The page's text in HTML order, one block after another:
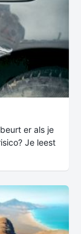
er als je
Je leest